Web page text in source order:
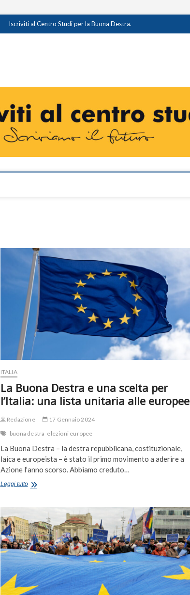
Iscriviti al Centro Studi per la Buona Destra.
ITALIA
La Buona Destra e una scelta per
l’Italia: una lista unitaria alle europee
Redazione
17 Gennaio 2024
buona destra elezioni europee
La Buona Destra – la destra repubblicana, costituzionale,
laica e europeista – è stato il primo movimento a aderire a
Azione l’anno scorso. Abbiamo creduto…
Leggi tuttoLa
scelta
per
l’Italia:
una
lista
unitaria
alle
europee